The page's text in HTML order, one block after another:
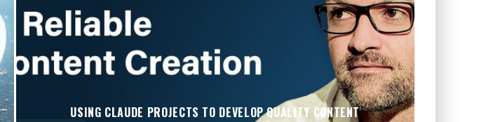
USING CLAUDE PROJECTS TO DEVELOP QUALITY CONTENT